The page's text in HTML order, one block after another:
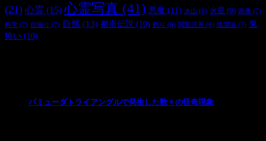
(21) 心霊 (15) 心霊写真 (41) 悪魔 (11) 火山 (6) 火星 (9) 画像 (7)
科学 (7) 自撮り (7) 自然 (13) 都市伝説 (10) 釣り (6) 閲覧注意 (6) 陰謀論 (7) 鬼
怖い (10)
バミューダトライアングルで発生した数々の怪奇現象